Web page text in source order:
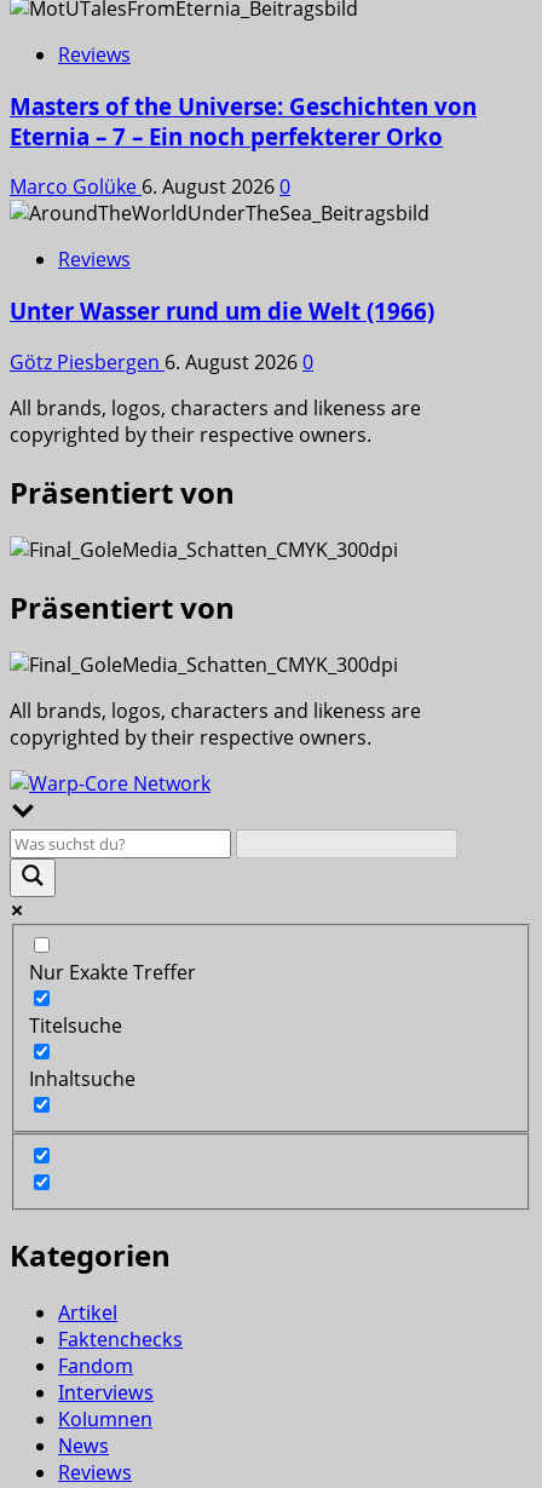
Reviews
Masters of the Universe: Geschichten von
Eternia – 7 – Ein noch perfekterer Orko
Marco Golüke 6. August 20260
Reviews
Unter Wasser rund um die Welt (1966)
Götz Piesbergen 6. August 20260
All brands, logos, characters and likeness are
copyrighted by their respective owners.
Präsentiert von
Präsentiert von
All brands, logos, characters and likeness are
copyrighted by their respective owners.
Nur Exakte Treffer
Titelsuche
Inhaltsuche
Kategorien
Artikel
Faktenchecks
Fandom
Interviews
Kolumnen
News
Reviews